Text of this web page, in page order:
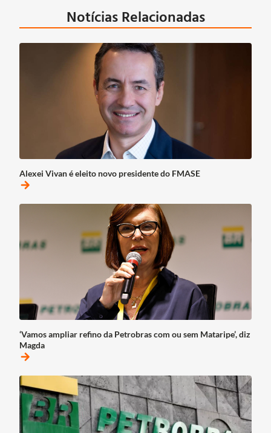
Notícias Relacionadas
Alexei Vivan é eleito novo presidente do FMASE
arrow_forward
‘Vamos ampliar refino da Petrobras com ou sem Mataripe’, diz
Magda
arrow_forward